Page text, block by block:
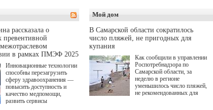
Волкова в роли родителей.
Режиссер-постановщик
проекта — Егор Чичканов
(сериалы "Комбинация", "И
о превышении полномочий,
а сам он находится в СИЗО.
подорожания было понятно,
где именно цена "поехала"
вверх и кто её разогнал.
рассказала о
превентивной
в рамках ПМЭФ 2025
Инновационные технологии
способны перезагрузить
сферу здравоохранения —
повысить доступность и
качество медпомощи,
развить сервисы
Мой дом
В Самарской области сократилось
число пляжей, не пригодных для
купания
Как сообщили в управлении
Роспотребнадзора по
Самарской области, за
неделю в регионе
уменьшилось число пляжей,
не рекомендованных для